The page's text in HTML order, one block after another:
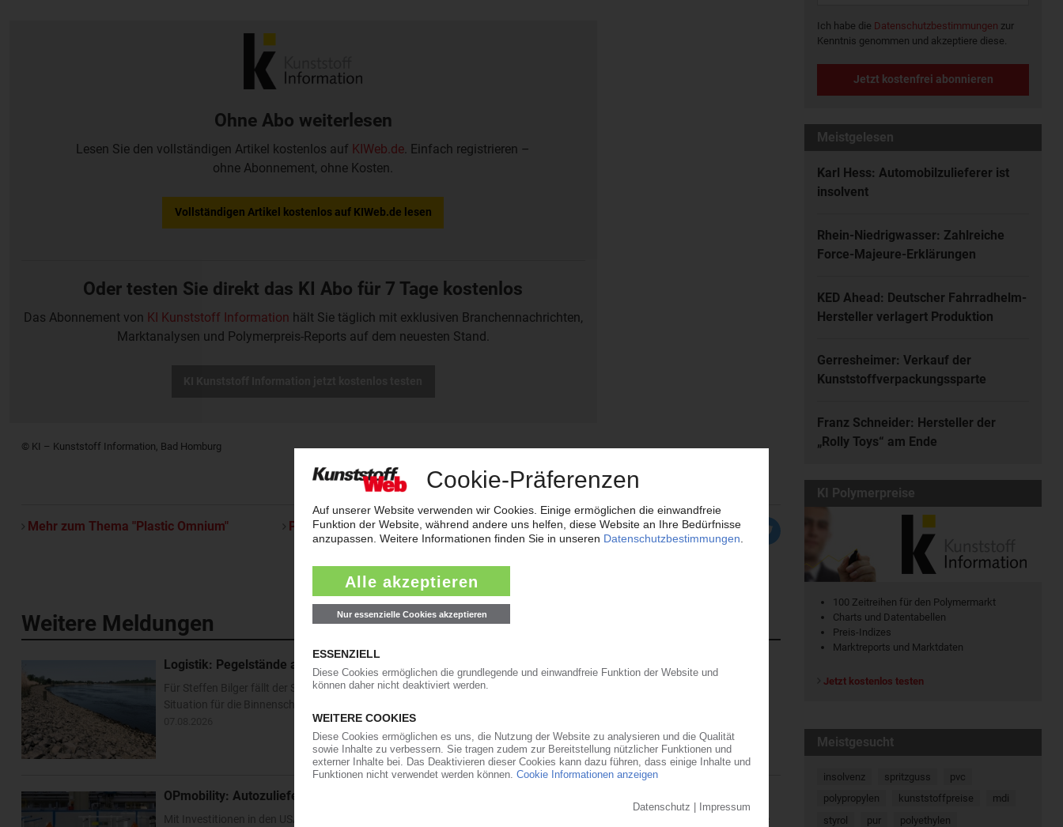
Ohne Abo weiterlesen
Lesen Sie den vollständigen Artikel kostenlos auf KIWeb.de. Einfach registrieren –
ohne Abonnement, ohne Kosten.
Vollständigen Artikel kostenlos auf KIWeb.de lesen
Oder testen Sie direkt das KI Abo für 7 Tage kostenlos
Das Abonnement von KI Kunststoff Information hält Sie täglich mit exklusiven Branchennachrichten,
Marktanalysen und Polymerpreis-Reports auf dem neuesten Stand.
© KI – Kunststoff Information, Bad Homburg
Mehr zum Thema "Plastic Omnium" Per E-Mail weiterleiten
Weitere Meldungen
Logistik: Pegelstände am Rhein erreichen neues Rekordtief
Für Steffen Bilger fällt der Sommerurlaub derzeit so flach wie das Niedrigwasser im Rhein. Angesichts der dramatischen
Situation für die Binnenschifffahrt hat der frisch gekürte Bundesverkehrsminister zur Konferenz nach Bonn geladen. Dort...
OPmobility: Autozulieferer verstärkt Präsenz in den USA und Asien
Mit Investitionen in den USA und Asien will der Automobilzulieferer OPmobility – die frühere Plastic Omnium – seine regionale
Ich habe die Datenschutzbestimmungen zur
Kenntnis genommen und akzeptiere diese.
Jetzt kostenfrei abonnieren
Meistgelesen
Karl Hess: Automobilzulieferer ist
insolvent
Rhein-Niedrigwasser: Zahlreiche
Force-Majeure-Erklärungen
KED Ahead: Deutscher Fahrradhelm-
Hersteller verlagert Produktion
Gerresheimer: Verkauf der
Kunststoffverpackungssparte
Franz Schneider: Hersteller der
„Rolly Toys“ am Ende
KI Polymerpreise
100 Zeitreihen für den Polymermarkt
Charts und Datentabellen
Preis-Indizes
Marktreports und Marktdaten
Jetzt kostenlos testen
Meistgesucht
insolvenz spritzguss
pvc
polypropylen
kunststoffpreise
mdi
styrol
pur
polyethylen